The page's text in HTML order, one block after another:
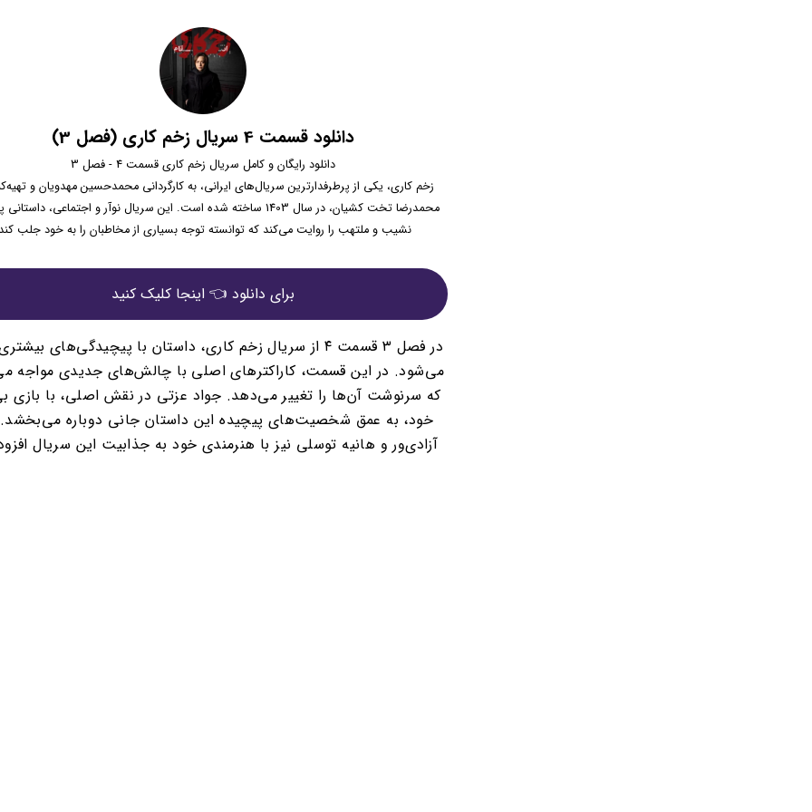
دانلود قسمت 4 سریال زخم کاری (فصل 3)
دانلود رایگان و کامل سریال زخم کاری قسمت 4 - فصل 3
زخم کاری، یکی از پرطرفدارترین سریال‌های ایرانی، به کارگردانی محمدحسین مهدویان و
محمدرضا تخت کشیان، در سال 1403 ساخته شده است. این سریال نوآر و اجتماعی،
نشیب و ملتهب را روایت می‌کند که توانسته توجه بسیاری از مخاطبان را به خود جلب
برای دانلود 👈 اینجا کلیک کنید
در فصل ۳ قسمت ۴ از سریال زخم کاری، داستان با پیچیدگی‌های
می‌شود. در این قسمت، کاراکترهای اصلی با چالش‌های جدیدی مواجه
که سرنوشت آن‌ها را تغییر می‌دهد. جواد عزتی در نقش اصلی، با بازی
خود، به عمق شخصیت‌های پیچیده این داستان جانی دوباره می‌بخشد.
آزادی‌ور و هانیه توسلی نیز با هنرمندی خود به جذابیت این سریال